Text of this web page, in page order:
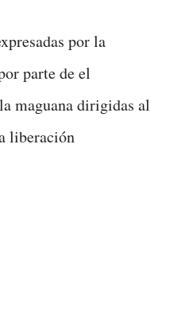
por la
parte de el
maguana dirigidas al
liberación